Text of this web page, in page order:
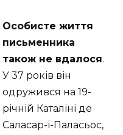
Особисте життя
письменника
також не вдалося.
У 37 років він
одружився на 19-
річній Каталіні де
Саласар-і-Паласьос,